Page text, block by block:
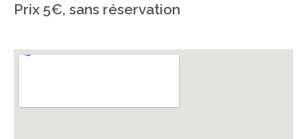
Prix 5€, sans réservation